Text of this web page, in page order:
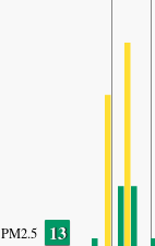
PM2.5 13